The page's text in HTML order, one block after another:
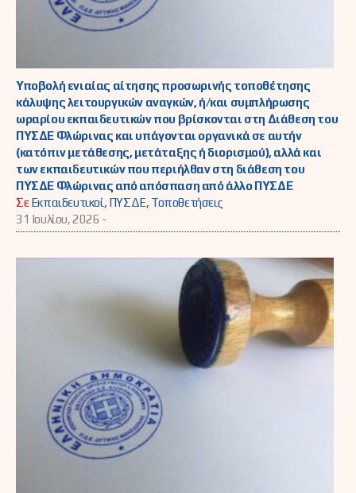
Υποβολή ενιαίας αίτησης προσωρινής τοποθέτησης
κάλυψης λειτουργικών αναγκών, ή/και συμπλήρωσης
ωραρίου εκπαιδευτικών που βρίσκονται στη Διάθεση του
ΠΥΣΔΕ Φλώρινας και υπάγονται οργανικά σε αυτήν
(κατόπιν μετάθεσης, μετάταξης ή διορισμού), αλλά και
των εκπαιδευτικών που περιήλθαν στη διάθεση του
ΠΥΣΔΕ Φλώρινας από απόσπαση από άλλο ΠΥΣΔΕ
ΣεΕκπαιδευτικοί, ΠΥΣΔΕ, Τοποθετήσεις
31 Ιουλίου, 2026 -